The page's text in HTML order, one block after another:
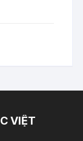
VIỆT